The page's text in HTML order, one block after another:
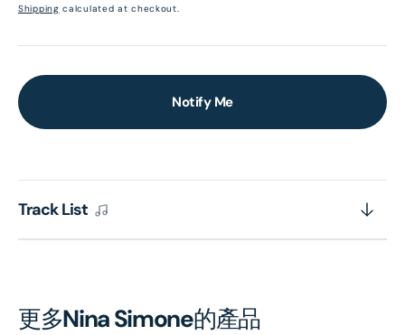
price
Shipping calculated at checkout.
Notify Me
Track List
更多Nina Simone的產品